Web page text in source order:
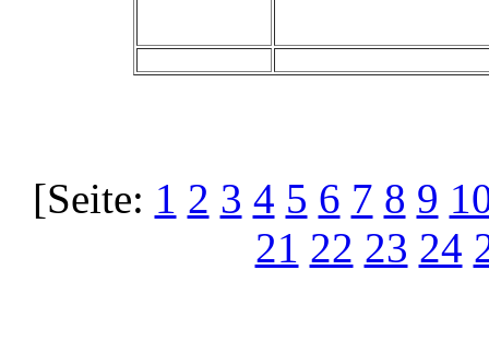
[Seite: 1 2 3 4 5 6 7 8 9
21 22 23 24